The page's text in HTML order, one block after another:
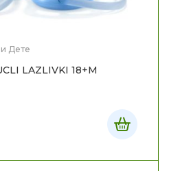
и Дете
LAZLIVKI 18+M